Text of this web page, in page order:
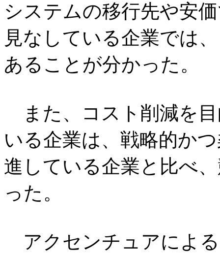
システムの移行先や安
見なしている企業では
あることが分かった。
また、コスト削減を
いる企業は、戦略的か
進している企業と比べ
った。
アクセンチュアによ